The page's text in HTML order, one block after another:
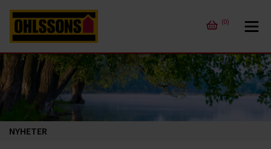
(0)
NYHETER